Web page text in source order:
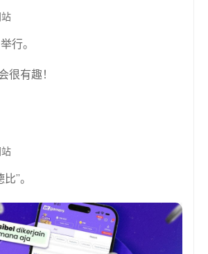
行。
很有趣！
”。